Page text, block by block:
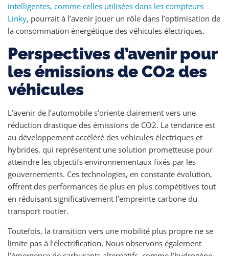
intelligentes, comme celles utilisées dans les compteurs
Linky, pourrait à l’avenir jouer un rôle dans l’optimisation de
la consommation énergétique des véhicules électriques.
Perspectives d’avenir pour
les émissions de CO2 des
véhicules
L’avenir de l’automobile s’oriente clairement vers une
réduction drastique des émissions de CO2. La tendance est
au développement accéléré des véhicules électriques et
hybrides, qui représentent une solution prometteuse pour
atteindre les objectifs environnementaux fixés par les
gouvernements. Ces technologies, en constante évolution,
offrent des performances de plus en plus compétitives tout
en réduisant significativement l’empreinte carbone du
transport routier.
Toutefois, la transition vers une mobilité plus propre ne se
limite pas à l’électrification. Nous observons également